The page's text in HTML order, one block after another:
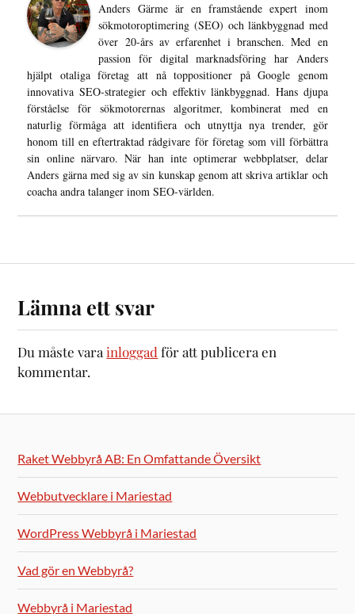
Anders Gärme är en framstående expert inom
sökmotoroptimering (SEO) och länkbyggnad med
över 20-års av erfarenhet i branschen. Med en
passion för digital marknadsföring har Anders
hjälpt otaliga företag att nå toppositioner på Google genom
innovativa SEO-strategier och effektiv länkbyggnad. Hans djupa
förståelse för sökmotorernas algoritmer, kombinerat med en
naturlig förmåga att identifiera och utnyttja nya trender, gör
honom till en eftertraktad rådgivare för företag som vill förbättra
sin online närvaro. När han inte optimerar webbplatser, delar
Anders gärna med sig av sin kunskap genom att skriva artiklar och
coacha andra talanger inom SEO-världen.
Lämna ett svar
Du måste varainloggad för att publicera en
kommentar.
Raket Webbyrå AB: En Omfattande Översikt
Webbutvecklare i Mariestad
WordPress Webbyrå i Mariestad
Vad gör en Webbyrå?
Webbyrå i Mariestad